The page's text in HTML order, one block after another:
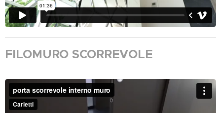
FILOMURO SCORREVOLE